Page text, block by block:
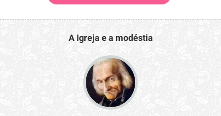
A Igreja e a modéstia